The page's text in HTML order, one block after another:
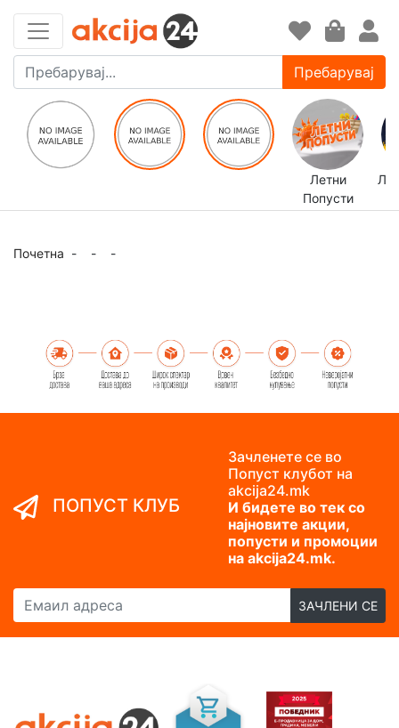
Пребарувај
Летни
Попусти
Почетна - - -
ПОПУСТ КЛУБ
Зачленете се во
Попуст клубот на
akcija24.mk
И бидете во тек со
најновите акции,
попусти и промоции
на akcija24.mk.
Емаил адреса
ЗАЧЛЕНИ СЕ